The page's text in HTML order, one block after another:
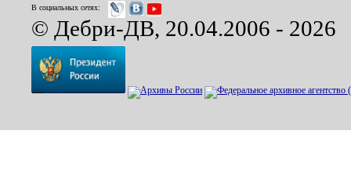
В социальных сетях:
© Дебри-ДВ, 20.04.2006 - 2026